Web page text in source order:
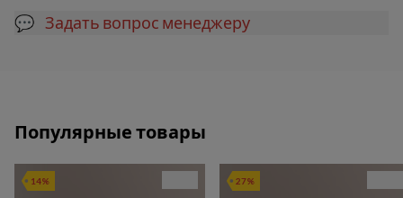
💬 Задать вопрос менеджеру
Популярные товары
14% 27%